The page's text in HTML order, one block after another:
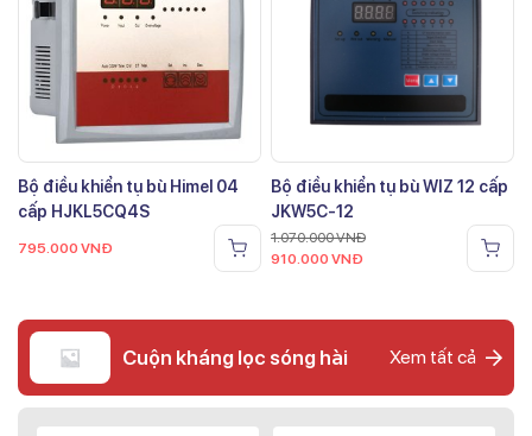
Bộ điều khiển tụ bù Himel 04
cấp HJKL5CQ4S
795.000 VNĐ
Bộ điều khiển tụ bù WIZ 12 cấp
JKW5C-12
1.070.000VNĐ
910.000 VNĐ
Cuộn kháng lọc sóng hài Xem tất cả